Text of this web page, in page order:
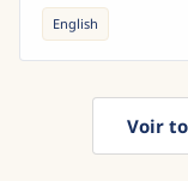
English
Voir